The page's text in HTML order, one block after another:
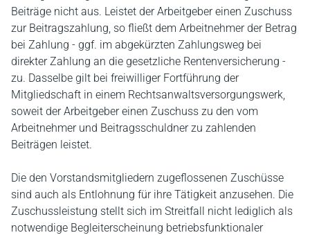
Beiträge nicht aus. Leistet der Arbeitgeber einen Zuschuss
zur Beitragszahlung, so fließt dem Arbeitnehmer der Betrag
bei Zahlung - ggf. im abgekürzten Zahlungsweg bei
direkter Zahlung an die gesetzliche Rentenversicherung -
zu. Dasselbe gilt bei freiwilliger Fortführung der
Mitgliedschaft in einem Rechtsanwaltsversorgungswerk,
soweit der Arbeitgeber einen Zuschuss zu den vom
Arbeitnehmer und Beitragsschuldner zu zahlenden
Beiträgen leistet.
Die den Vorstandsmitgliedern zugeflossenen Zuschüsse
sind auch als Entlohnung für ihre Tätigkeit anzusehen. Die
Zuschussleistung stellt sich im Streitfall nicht lediglich als
notwendige Begleiterscheinung betriebsfunktionaler